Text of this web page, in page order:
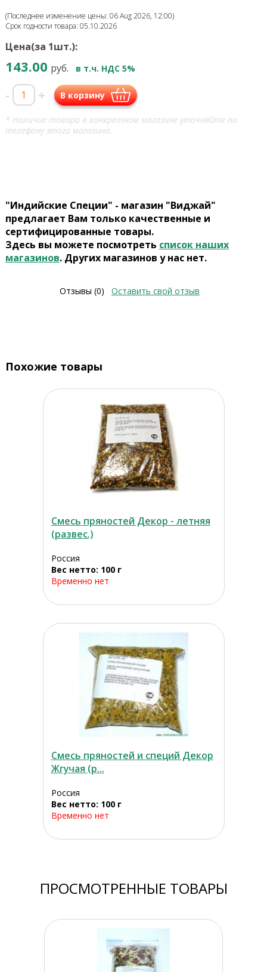
(Последнее изменение цены: 06 Aug 2026, 12:00)
Срок годности товара: 05.10.2026
Цена(за 1шт.):
143.00 руб. в т.ч. НДС 5%
- + В корзину
* Наличие товара в конкретном магазине уточняйте по
телефону этого магазина.
"Индийские Специи" - магазин "Виджай"
предлагает Вам только качественные и
сертифицированные товары.
Здесь вы можете посмотреть список наших
магазинов. Других магазинов у нас нет.
Отзывы (0) Оставить свой отзыв
Похожие товары
Смесь пряностей Декор - летняя
(развес.)
Россия
Вес нетто: 100 г
Временно нет
Смесь пряностей и специй Декор
Жгучая (р...
Россия
Вес нетто: 100 г
Временно нет
ПРОСМОТРЕННЫЕ ТОВАРЫ